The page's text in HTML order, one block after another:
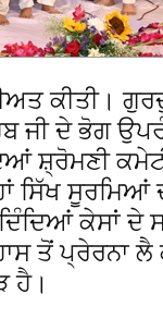
ਕੀਤੀ।
ਜੀ ਦੇ ਭੋਗ
ਸ਼੍ਰੋਮਣੀ
ਸਿੱਖ ਸੂਰਮਿਆਂ
ਦਿੰਦਿਆਂ ਕੇਸਾਂ ਦੇ
ਤੋਂ
ਹੈ।